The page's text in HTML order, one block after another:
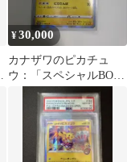
¥30,000
カナザワのピカチュ
ウ：「スペシャルBOX
ポケモンセンターカナ
ザワオープン記念…